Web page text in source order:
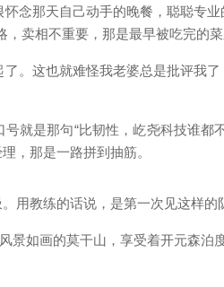
念那天自己动手的晚餐，聪聪专
卖相不重要，那是最早被吃完的菜
。这也就难怪我老婆总是批评我
就是那句“比韧性，屹尧科技谁都
，那是一路拼到抽筋。
用教练的话说，是第一次见这样的
如画的莫干山，享受着开元森泊